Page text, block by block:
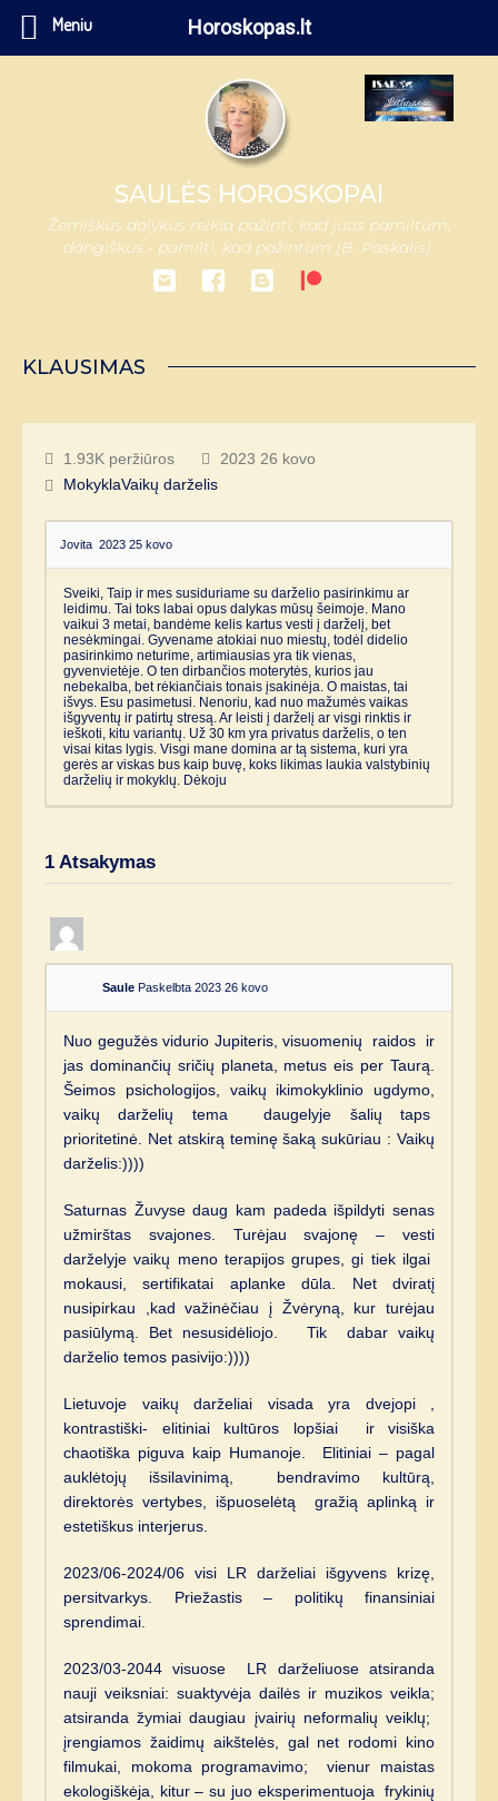
SAULĖS HOROSKOPAI
Žemiškus dalykus reikia pažinti, kad juos pamiltum,
dangiškus - pamilti, kad pažintum (B. Paskalis).
KLAUSIMAS
1.93K peržiūros
2023 26 kovo
MokyklaVaikų darželis
Jovita 2023 25 kovo
Sveiki, Taip ir mes susiduriame su darželio pasirinkimu ar
leidimu. Tai toks labai opus dalykas mūsų šeimoje. Mano
vaikui 3 metai, bandėme kelis kartus vesti į darželį, bet
nesėkmingai. Gyvename atokiai nuo miestų, todėl didelio
pasirinkimo neturime, artimiausias yra tik vienas,
gyvenvietėje. O ten dirbančios moterytės, kurios jau
nebekalba, bet rėkiančiais tonais įsakinėja. O maistas, tai
išvys. Esu pasimetusi. Nenoriu, kad nuo mažumės vaikas
išgyventų ir patirtų stresą. Ar leisti į darželį ar visgi rinktis ir
ieškoti, kitu variantų. Už 30 km yra privatus darželis, o ten
visai kitas lygis. Visgi mane domina ar tą sistema, kuri yra
gerės ar viskas bus kaip buvę, koks likimas laukia valstybinių
darželių ir mokyklų. Dėkoju
1 Atsakymas
Saule Paskelbta 2023 26 kovo
Nuo gegužės vidurio Jupiteris, visuomenių raidos ir
jas dominančių sričių planeta, metus eis per Taurą.
Šeimos psichologijos, vaikų ikimokyklinio ugdymo,
vaikų darželių tema daugelyje šalių taps
prioritetinė. Net atskirą teminę šaką sukūriau : Vaikų
darželis:))))
Saturnas Žuvyse daug kam padeda išpildyti senas
užmirštas svajones. Turėjau svajonę – vesti
darželyje vaikų meno terapijos grupes, gi tiek ilgai
mokausi, sertifikatai aplanke dūla. Net dviratį
nusipirkau ,kad važinėčiau į Žvėryną, kur turėjau
pasiūlymą. Bet nesusidėliojo. Tik dabar vaikų
darželio temos pasivijo:))))
Lietuvoje vaikų darželiai visada yra dvejopi ,
kontrastiški- elitiniai kultūros lopšiai ir visiška
chaotiška piguva kaip Humanoje. Elitiniai – pagal
auklėtojų išsilavinimą, bendravimo kultūrą,
direktorės vertybes, išpuoselėtą gražią aplinką ir
estetiškus interjerus.
2023/06-2024/06 visi LR darželiai išgyvens krizę,
persitvarkys. Priežastis – politikų finansiniai
sprendimai.
2023/03-2044 visuose LR darželiuose atsiranda
nauji veiksniai: suaktyvėja dailės ir muzikos veikla;
atsiranda žymiai daugiau įvairių neformalių veiklų;
įrengiamos žaidimų aikštelės, gal net rodomi kino
filmukai, mokoma programavimo; vienur maistas
ekologiškėja, kitur – su juo eksperimentuoja frykinių
Meniu Horoskopas.lt